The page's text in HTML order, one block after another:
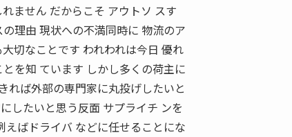
ません だからこそ アウトソ スす
理由 現状への不満同時に 物流のア
切なことです われわれは今日 優れ
を知 ています しかし多くの荷主に
れば外部の専門家に丸投げしたいと
したいと思う反面 サプライチ ンを
ばドライバ などに任せることにな